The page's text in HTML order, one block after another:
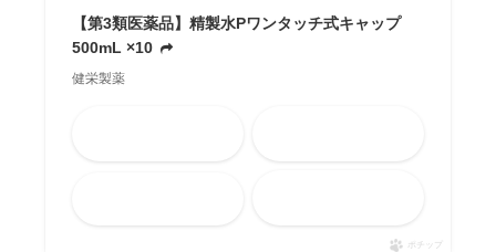
【第3類医薬品】精製水Pワンタッチ式キャップ
500mL ×10
健栄製薬
ポチップ